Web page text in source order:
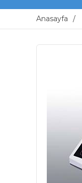
Anasayfa